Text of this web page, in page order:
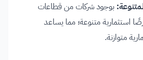
بوجود شركات من قطاعات
استثمارية متنوعة؛ مما يساعد
متوازنة.